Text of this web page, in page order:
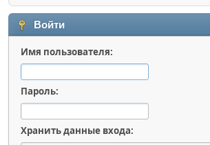
Войти
Имя пользователя:
Пароль:
Хранить данные входа: